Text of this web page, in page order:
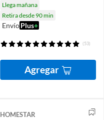
Llega mañana
Retira desde 90 min
EnvíoPlus+
(53)
Agregar
HOMESTAR